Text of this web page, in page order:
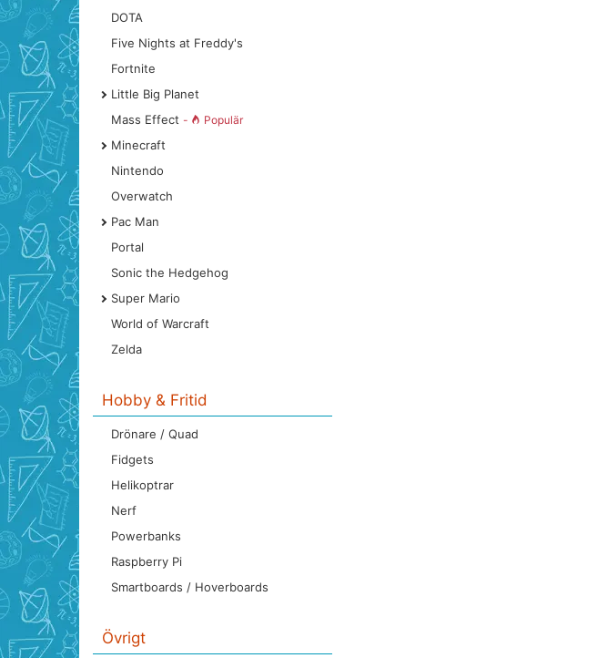
DOTA
Five Nights at Freddy's
Fortnite
Little Big Planet
Mass Effect - Populär
Minecraft
Nintendo
Overwatch
Pac Man
Portal
Sonic the Hedgehog
Super Mario
World of Warcraft
Zelda
Hobby & Fritid
Drönare / Quad
Fidgets
Helikoptrar
Nerf
Powerbanks
Raspberry Pi
Smartboards / Hoverboards
Övrigt